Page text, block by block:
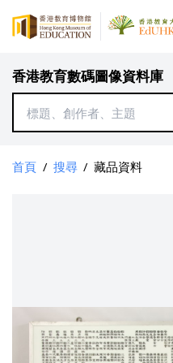
香港教育數碼圖像資料庫
首頁 / 搜尋 / 藏品資料